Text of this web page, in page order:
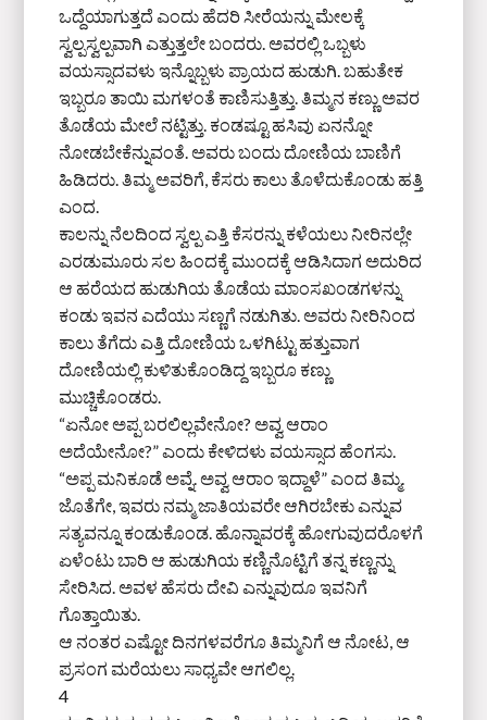
ಒದ್ದೆಯಾಗುತ್ತದೆ ಎಂದು ಹೆದರಿ ಸೀರೆಯನ್ನು ಮೇಲಕ್ಕೆ
ಸ್ವಲ್ಪಸ್ವಲ್ಪವಾಗಿ ಎತ್ತುತ್ತಲೇ ಬಂದರು. ಅವರಲ್ಲಿ ಒಬ್ಬಳು
ವಯಸ್ಸಾದವಳು ಇನ್ನೊಬ್ಬಳು ಪ್ರಾಯದ ಹುಡುಗಿ. ಬಹುತೇಕ
ಇಬ್ಬರೂ ತಾಯಿ ಮಗಳಂತೆ ಕಾಣಿಸುತ್ತಿತ್ತು. ತಿಮ್ಮನ ಕಣ್ಣು ಅವರ
ತೊಡೆಯ ಮೇಲೆ ನಟ್ಟಿತ್ತು. ಕಂಡಷ್ಟೂ ಹಸಿವು ಏನನ್ನೋ
ನೋಡಬೇಕೆನ್ನುವಂತೆ. ಅವರು ಬಂದು ದೋಣಿಯ ಬಾಣಿಗೆ
ಹಿಡಿದರು. ತಿಮ್ಮ ಅವರಿಗೆ, ಕೆಸರು ಕಾಲು ತೊಳೆದುಕೊಂಡು ಹತ್ತಿ
ಎಂದ.
ಕಾಲನ್ನು ನೆಲದಿಂದ ಸ್ವಲ್ಪ ಎತ್ತಿ ಕೆಸರನ್ನು ಕಳೆಯಲು ನೀರಿನಲ್ಲೇ
ಎರಡುಮೂರು ಸಲ ಹಿಂದಕ್ಕೆ ಮುಂದಕ್ಕೆ ಆಡಿಸಿದಾಗ ಅದುರಿದ
ಆ ಹರೆಯದ ಹುಡುಗಿಯ ತೊಡೆಯ ಮಾಂಸಖಂಡಗಳನ್ನು
ಕಂಡು ಇವನ ಎದೆಯು ಸಣ್ಣಗೆ ನಡುಗಿತು. ಅವರು ನೀರಿನಿಂದ
ಕಾಲು ತೆಗೆದು ಎತ್ತಿ ದೋಣಿಯ ಒಳಗಿಟ್ಟು ಹತ್ತುವಾಗ
ದೋಣಿಯಲ್ಲಿ ಕುಳಿತುಕೊಂಡಿದ್ದ ಇಬ್ಬರೂ ಕಣ್ಣು
ಮುಚ್ಚಿಕೊಂಡರು.
“ಏನೋ ಅಪ್ಪ ಬರಲಿಲ್ಲವೇನೋ? ಅವ್ವ ಆರಾಂ
ಅದೆಯೇನೋ?” ಎಂದು ಕೇಳಿದಳು ವಯಸ್ಸಾದ ಹೆಂಗಸು.
“ಅಪ್ಪ ಮನಿಕೂಡೆ ಅವ್ನೆ. ಅವ್ವ ಆರಾಂ ಇದ್ದಾಳೆ” ಎಂದ ತಿಮ್ಮ.
ಜೊತೆಗೇ, ಇವರು ನಮ್ಮ ಜಾತಿಯವರೇ ಆಗಿರಬೇಕು ಎನ್ನುವ
ಸತ್ಯವನ್ನೂ ಕಂಡುಕೊಂಡ. ಹೊನ್ನಾವರಕ್ಕೆ ಹೋಗುವುದರೊಳಗೆ
ಏಳೆಂಟು ಬಾರಿ ಆ ಹುಡುಗಿಯ ಕಣ್ಣಿನೊಟ್ಟಿಗೆ ತನ್ನ ಕಣ್ಣನ್ನು
ಸೇರಿಸಿದ. ಅವಳ ಹೆಸರು ದೇವಿ ಎನ್ನುವುದೂ ಇವನಿಗೆ
ಗೊತ್ತಾಯಿತು.
ಆ ನಂತರ ಎಷ್ಟೋ ದಿನಗಳವರೆಗೂ ತಿಮ್ಮನಿಗೆ ಆ ನೋಟ, ಆ
ಪ್ರಸಂಗ ಮರೆಯಲು ಸಾಧ್ಯವೇ ಆಗಲಿಲ್ಲ.
4